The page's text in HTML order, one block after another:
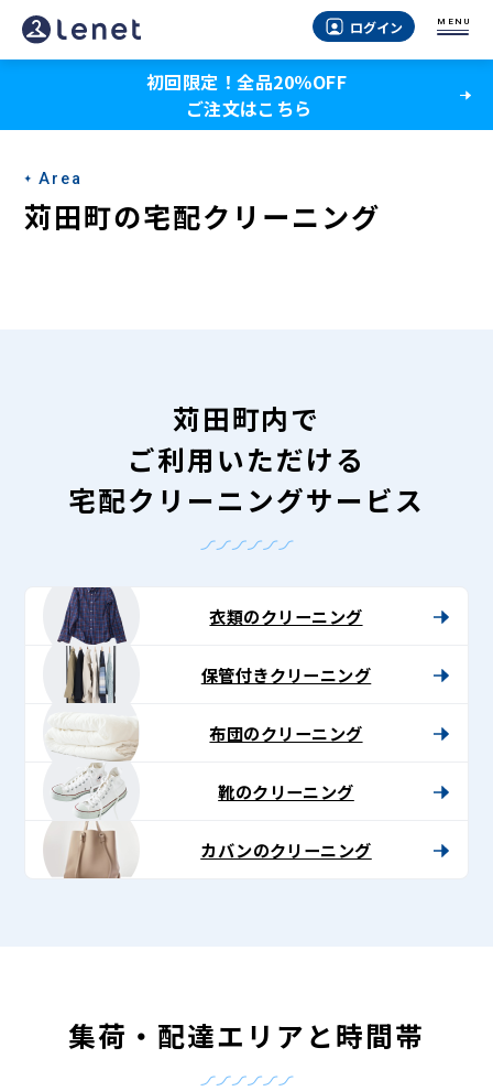
苅
田
の
宅
配
ト〉
ログイン MENU
初回限定！全品20％OFF
ご注文はこちら
Area
苅田町の宅配クリーニング
苅田町内で
ご利用いただける
宅配クリーニングサービス
衣類のクリーニング
保管付きクリーニング
布団のクリーニング
靴のクリーニング
カバンのクリーニング
集荷・配達エリアと時間帯